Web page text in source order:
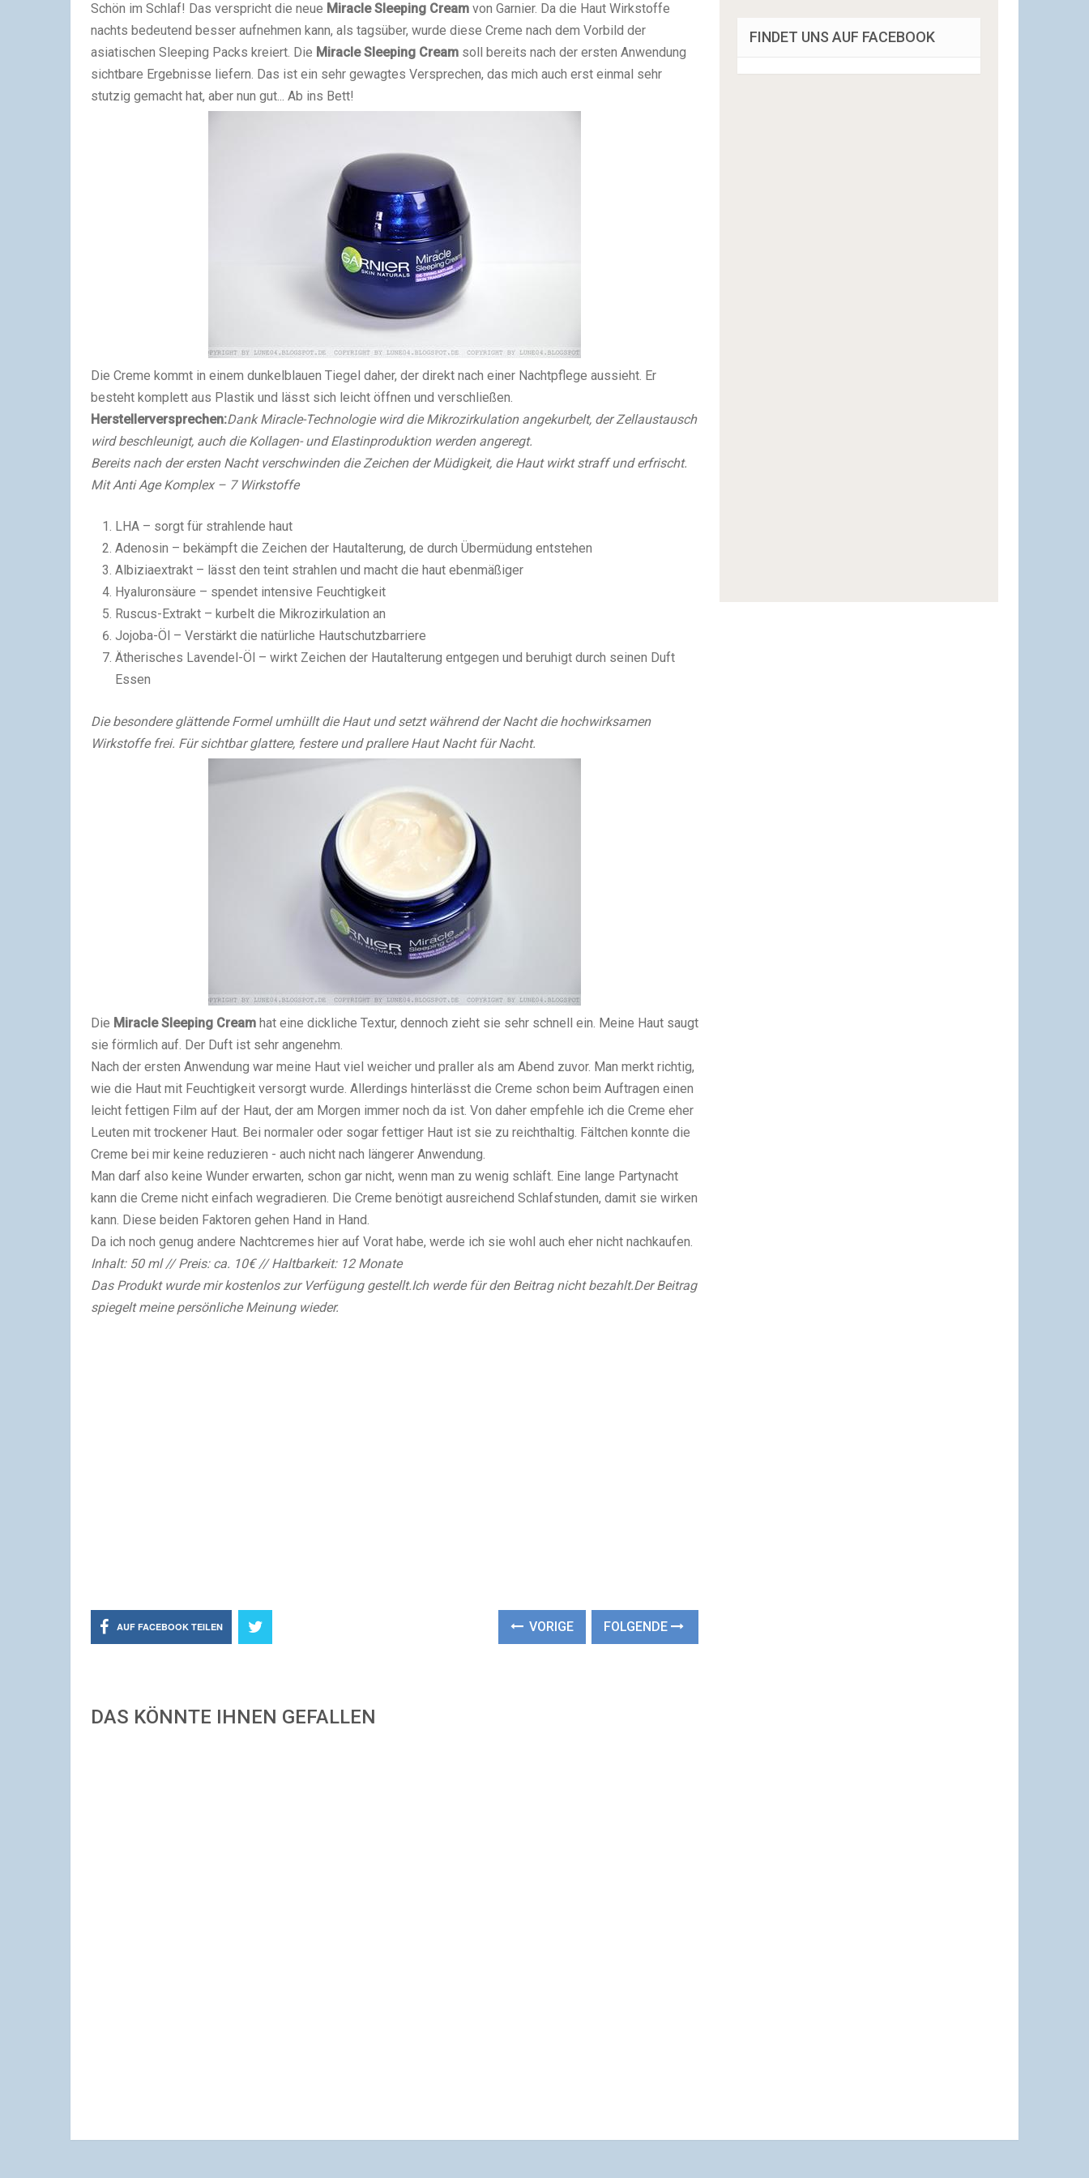
Schön im Schlaf! Das verspricht die neue Miracle Sleeping Cream von Garnier. Da die Haut Wirkstoffe
nachts bedeutend besser aufnehmen kann, als tagsüber, wurde diese Creme nach dem Vorbild der
asiatischen Sleeping Packs kreiert. Die Miracle Sleeping Cream soll bereits nach der ersten Anwendung
sichtbare Ergebnisse liefern. Das ist ein sehr gewagtes Versprechen, das mich auch erst einmal sehr
stutzig gemacht hat, aber nun gut... Ab ins Bett!
Die Creme kommt in einem dunkelblauen Tiegel daher, der direkt nach einer Nachtpflege aussieht. Er
besteht komplett aus Plastik und lässt sich leicht öffnen und verschließen.
Herstellerversprechen:Dank Miracle-Technologie wird die Mikrozirkulation angekurbelt, der Zellaustausch
wird beschleunigt, auch die Kollagen- und Elastinproduktion werden angeregt.
Bereits nach der ersten Nacht verschwinden die Zeichen der Müdigkeit, die Haut wirkt straff und erfrischt.
Mit Anti Age Komplex – 7 Wirkstoffe
LHA – sorgt für strahlende haut
Adenosin – bekämpft die Zeichen der Hautalterung, de durch Übermüdung entstehen
Albiziaextrakt – lässt den teint strahlen und macht die haut ebenmäßiger
Hyaluronsäure – spendet intensive Feuchtigkeit
Ruscus-Extrakt – kurbelt die Mikrozirkulation an
Jojoba-Öl – Verstärkt die natürliche Hautschutzbarriere
Ätherisches Lavendel-Öl – wirkt Zeichen der Hautalterung entgegen und beruhigt durch seinen Duft
Essen
Die besondere glättende Formel umhüllt die Haut und setzt während der Nacht die hochwirksamen
Wirkstoffe frei. Für sichtbar glattere, festere und prallere Haut Nacht für Nacht.
Die Miracle Sleeping Cream hat eine dickliche Textur, dennoch zieht sie sehr schnell ein. Meine Haut saugt
sie förmlich auf. Der Duft ist sehr angenehm.
Nach der ersten Anwendung war meine Haut viel weicher und praller als am Abend zuvor. Man merkt richtig,
wie die Haut mit Feuchtigkeit versorgt wurde. Allerdings hinterlässt die Creme schon beim Auftragen einen
leicht fettigen Film auf der Haut, der am Morgen immer noch da ist. Von daher empfehle ich die Creme eher
Leuten mit trockener Haut. Bei normaler oder sogar fettiger Haut ist sie zu reichthaltig. Fältchen konnte die
Creme bei mir keine reduzieren - auch nicht nach längerer Anwendung.
Man darf also keine Wunder erwarten, schon gar nicht, wenn man zu wenig schläft. Eine lange Partynacht
kann die Creme nicht einfach wegradieren. Die Creme benötigt ausreichend Schlafstunden, damit sie wirken
kann. Diese beiden Faktoren gehen Hand in Hand.
Da ich noch genug andere Nachtcremes hier auf Vorat habe, werde ich sie wohl auch eher nicht nachkaufen.
Inhalt: 50 ml // Preis: ca. 10€ // Haltbarkeit: 12 Monate
Das Produkt wurde mir kostenlos zur Verfügung gestellt.Ich werde für den Beitrag nicht bezahlt.Der Beitrag
spiegelt meine persönliche Meinung wieder.
AUF FACEBOOK TEILEN VORIGE FOLGENDE
DAS KÖNNTE IHNEN GEFALLEN
FINDET UNS AUF FACEBOOK